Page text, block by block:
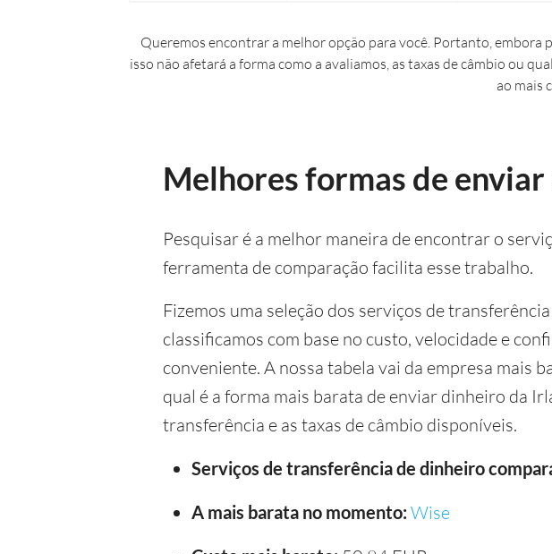
Queremos encontrar a melhor opção para você. Portanto, embora
isso não afetará a forma como a avaliamos, as taxas de câmbio ou
ao mais
Melhores formas de
Pesquisar é a melhor maneira de encontrar o
ferramenta de comparação facilita esse trabalho.
Fizemos uma seleção dos serviços de
classificamos com base no custo, velocidade e
conveniente. A nossa tabela vai da empresa mais
qual é a forma mais barata de enviar dinheiro da
transferência e as taxas de câmbio disponíveis.
Serviços de transferência de dinheiro
A mais barata no momento: Wise